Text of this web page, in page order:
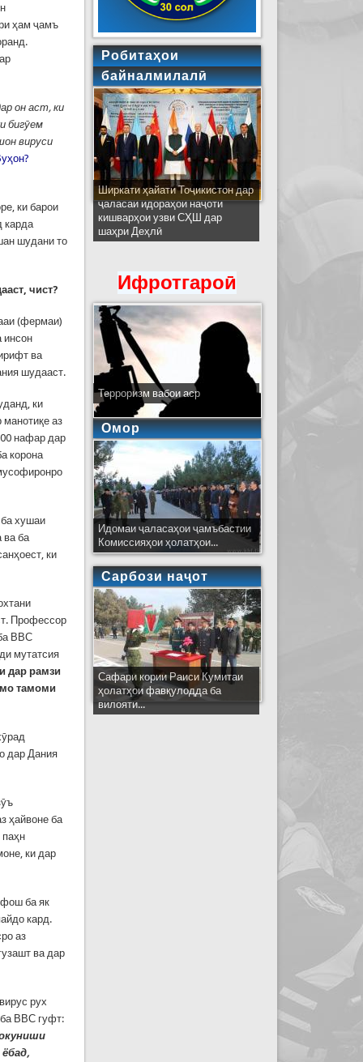
ҳам ҷамъ
он аст, ки
бигӯем
вируси
ки барои
карда
шудани то
чист?
(фермаи)
инсон
ва
шудааст.
ки
аз
нафар дар
корона
хушаи
ва ба
ки
Профессор
ВВС
мутатсия
дар рамзи
тамоми
дар Дания
ҳайвоне ба
паҳн
ки дар
ба як
кард.
аз
ва дар
рух
ба ВВС гуфт:
Робитаҳои
байналмилалӣ
Ширкати ҳайати Тоҷикистон дар
ҷаласаи идораҳои наҷоти
кишварҳои узви СҲШ дар
шаҳри Деҳлӣ
Ифротгароӣ
Терроризм вабои аср
Омор
Идомаи ҷаласаҳои ҷамъбастии
Комиссияҳои ҳолатҳои...
Сарбози наҷот
Сафари кории Раиси Кумитаи
ҳолатҳои фавқулодда ба
вилояти...